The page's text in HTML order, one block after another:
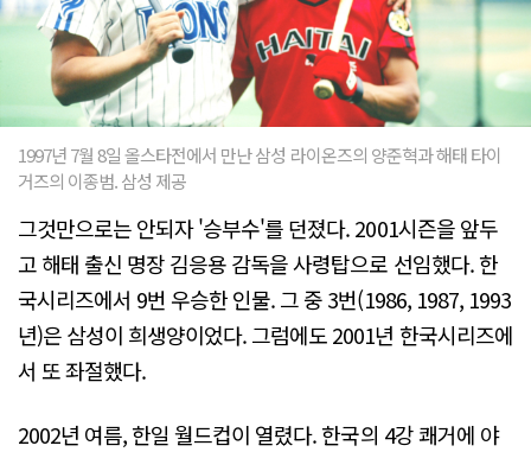
1997년 7월 8일 올스타전에서 만난 삼성 라이온즈의 양준혁과 해태 타이
거즈의 이종범. 삼성 제공
그것만으로는 안되자 '승부수'를 던졌다. 2001시즌을 앞두
고 해태 출신 명장 김응용 감독을 사령탑으로 선임했다. 한
국시리즈에서 9번 우승한 인물. 그 중 3번(1986, 1987, 1993
년)은 삼성이 희생양이었다. 그럼에도 2001년 한국시리즈에
서 또 좌절했다.
2002년 여름, 한일 월드컵이 열렸다. 한국의 4강 쾌거에 야